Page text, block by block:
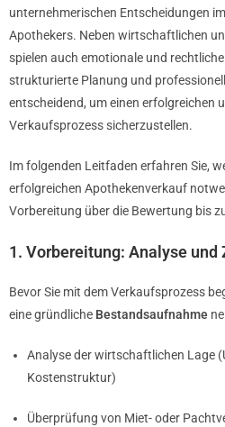
unternehmerischen Entscheidungen
Apothekers. Neben wirtschaftlichen
spielen auch emotionale und
strukturierte Planung und
entscheidend, um einen erfolgreichen
Verkaufsprozess sicherzustellen.
Im folgenden Leitfaden erfahren Sie,
erfolgreichen Apothekenverkauf
Vorbereitung über die Bewertung bis
1. Vorbereitung: Analyse und
Bevor Sie mit dem Verkaufsprozess
eine gründliche Bestandsaufnahme
Analyse der wirtschaftlichen Lage
Kostenstruktur)
Überprüfung von Miet- oder